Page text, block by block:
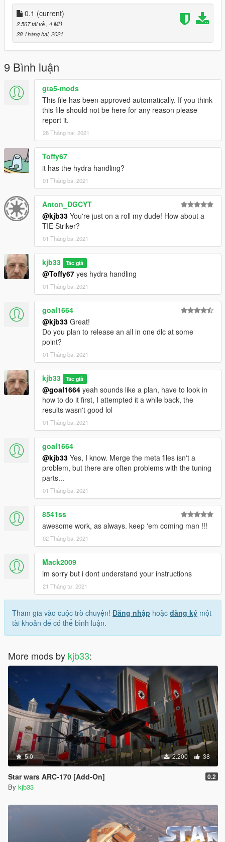
0.1 (current)
2.567 tải về , 4 MB
28 Tháng hai, 2021
9 Bình luận
gta5-mods
This file has been approved automatically. If you think
this file should not be here for any reason please
report it.
28 Tháng hai, 2021
Toffy67
it has the hydra handling?
01 Tháng ba, 2021
Anton_DGCYT
@kjb33 You're just on a roll my dude! How about a
TIE Striker?
01 Tháng ba, 2021
kjb33 Tác giả
@Toffy67 yes hydra handling
01 Tháng ba, 2021
goal1664
@kjb33 Great!
Do you plan to release an all in one dlc at some
point?
01 Tháng ba, 2021
kjb33 Tác giả
@goal1664 yeah sounds like a plan, have to look in
how to do it first, I attempted it a while back, the
results wasn't good lol
01 Tháng ba, 2021
goal1664
@kjb33 Yes, I know. Merge the meta files isn't a
problem, but there are often problems with the tuning
parts...
01 Tháng ba, 2021
8541ss
awesome work, as always. keep 'em coming man !!!
02 Tháng ba, 2021
Mack2009
im sorry but i dont understand your instructions
21 Tháng tư, 2021
Tham gia vào cuộc trò chuyện! Đăng nhập hoặc đăng ký một
tài khoản để có thể bình luận.
More mods by kjb33:
5.0 2.200 38
Star wars ARC-170 [Add-On] 0.2
By kjb33